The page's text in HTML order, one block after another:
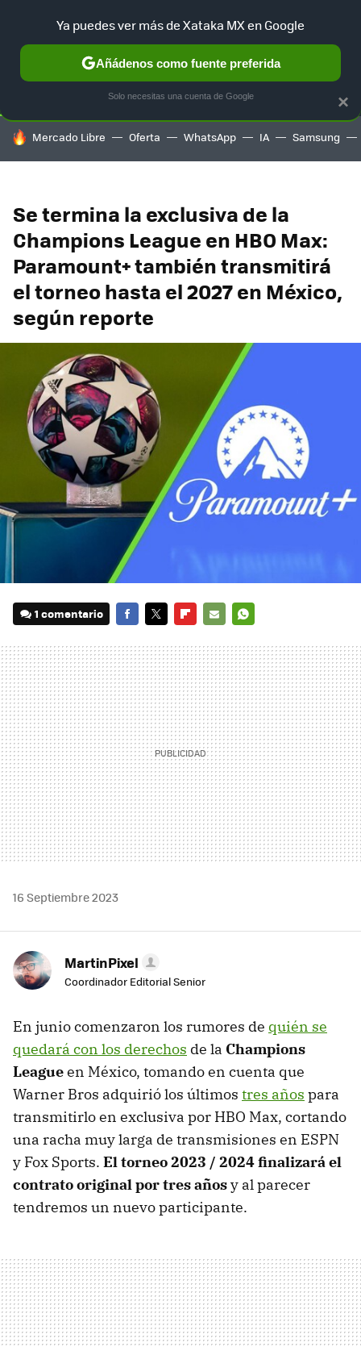
SELECCIÓN GAMING HOME AUTO TERRITORIO
HOY SE HABLA DE
Mercado Libre Oferta WhatsApp IA Samsung
Se termina la exclusiva de la
Champions League en HBO Max:
Paramount+ también transmitirá
el torneo hasta el 2027 en México,
según reporte
1 comentario
MAIL
16 Septiembre 2023
MartinPixel
Coordinador Editorial Senior
En junio comenzaron los rumores de quién se
quedará con los derechos de la Champions
Leagueen México, tomando en cuenta que
Warner Bros adquirió los últimos tres años para
transmitirlo en exclusiva por HBO Max, cortando
una racha muy larga de transmisiones en ESPN
y Fox Sports. El torneo 2023 / 2024 finalizará el
contrato original por tres añosy al parecer
tendremos un nuevo participante.
×
Ya puedes ver más de Xataka MX en Google
Añádenos como fuente preferida
Solo necesitas una cuenta de Google